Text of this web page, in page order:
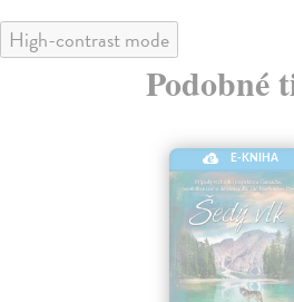
High-contrast mode
Podobné
E-KNIHA